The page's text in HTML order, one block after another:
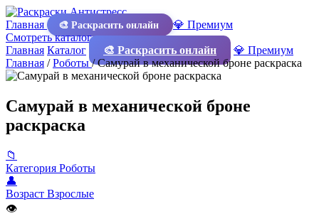
Главная 🎨 Раскрасить онлайн
💎 Премиум
Смотреть каталог
Главная Каталог 🎨 Раскрасить онлайн
💎 Премиум
Главная /Роботы/Самурай в механической броне раскраска
Самурай в механической броне
раскраска
📁
Категория Роботы
👤
Возраст Взрослые
👁